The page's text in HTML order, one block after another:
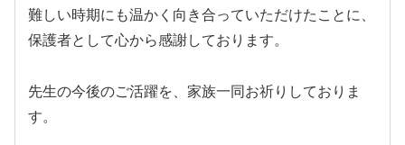
難しい時期にも温かく向き合っていただけたことに、
保護者として心から感謝しております。
先生の今後のご活躍を、家族一同お祈りしておりま
す。